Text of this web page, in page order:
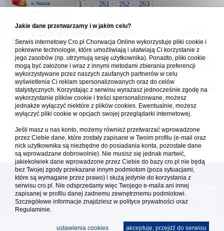
1 ... 251 252 253
w Nasze
wRegiony i miejscowości turystyczne
19.06.2025 22:37
Forum Chorwacja Online - Cro.pl
Usuń ciasteczka• Strefa czasowa: UTC + 1 (Polska - czas zimowy) [ DST
[reklama ] [
Platforma cro.pl© Chorwacja online™ wykorzystuje cookies do prawidłowego działania, te pliki
gromadzą na Twoim komputerze dane ułatwiające korzystanie z serwisu; więcej informacji w
Redakcja platformy cro.pl© Chorwacja online™ nie odpowiada za treści zamieszczone przez
użytkowników. Korzystanie z serwisu oznacza akceptację regulaminu. Serwis ma charakter
się organizacją imprez turystycznych oraz nie odpowiada za treść zamieszczonych reklam.
Jakie dane przetwarzamy i w jakim celu?
Serwis internetowy Cro.pl Chorwacja Online wykorzystuje pliki cookie i
pokrewne technologie, które umożliwiają i ułatwiają Ci korzystanie z
jego zasobów (np. utrzymują sesję użytkownika). Ponadto, pliki cookie
mogą być założone i wraz z innymi metodami zbierania preferencji
wykorzystywane przez naszych zaufanych partnerów w celu
wyświetlenia Ci reklam spersonalizowanych oraz do celów
statystycznych. Korzystając z serwisu wyrażasz jednocześnie zgodę na
wykorzystanie plików cookie i treści spersonalizowane, możesz
jednakże wyłączyć niektóre z plików cookies. Ewentualnie, możesz
wyłączyć pliki cookie w opcjach swojej przeglądarki internetowej.
Jeśli masz u nas konto, możemy również przetwarzać wprowadzone
przez Ciebie dane, które zostały zapisane w Twoim profilu (e-mail oraz
nick użytkownika są niezbędne do posiadania konta, pozostałe dane
są wprowadzane dobrowolnie). Nie musisz się jednak martwić,
jakiekolwiek dane wprowadzone przez Ciebie do bazy cro.pl nie będą
bez Twojej zgody przekazane innym podmiotom (poza sytuacjami,
które są wymagane przez prawo) i służą jedynie do korzystania z
serwisu cro.pl. Nie odsprzedamy więc Twojego e-maila ani innej
zapisanej w profilu danej żadnemu zewnętrznemu podmiotowi.
Szczegółowe informacje znajdziesz w polityce prywatności oraz
Regulaminie.
akceptuję, przejdź do serwisu
ustawienia cookies